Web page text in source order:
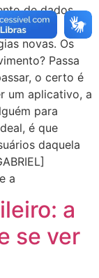
de dados.
novas. Os
Passa
o certo é
um aplicativo, a
para
é que
daquela
a
a
se ver